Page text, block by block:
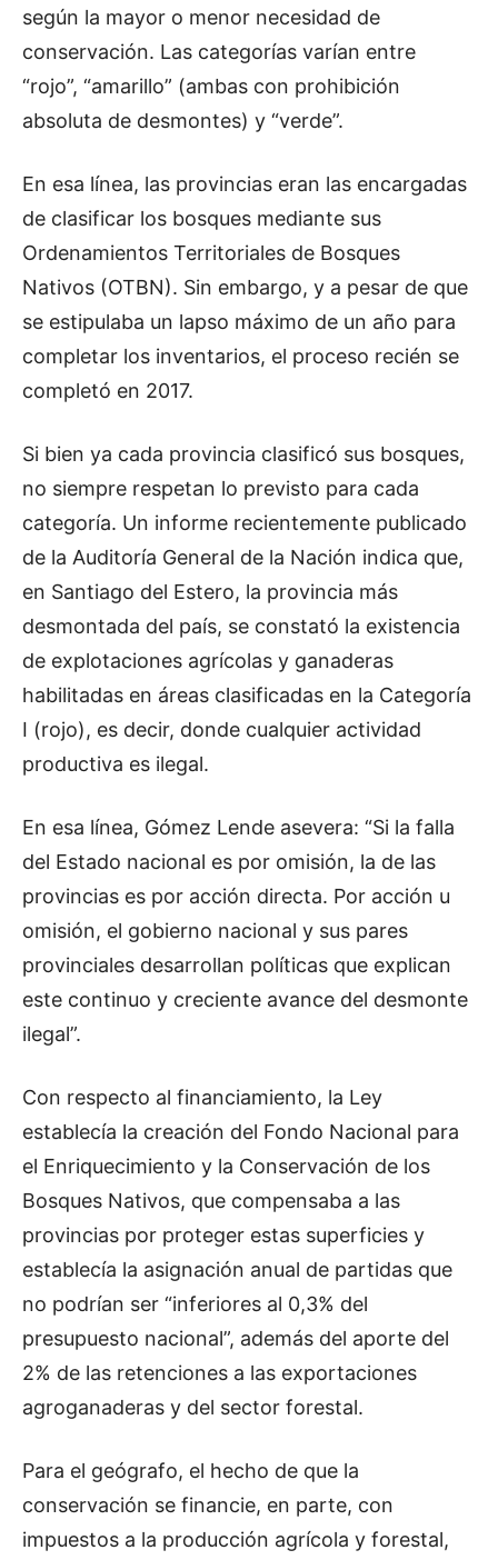
según la mayor o menor necesidad de
conservación. Las categorías varían entre
“rojo”, “amarillo” (ambas con prohibición
absoluta de desmontes) y “verde”.
En esa línea, las provincias eran las encargadas
de clasificar los bosques mediante sus
Ordenamientos Territoriales de Bosques
Nativos (OTBN). Sin embargo, y a pesar de que
se estipulaba un lapso máximo de un año para
completar los inventarios, el proceso recién se
completó en 2017.
Si bien ya cada provincia clasificó sus bosques,
no siempre respetan lo previsto para cada
categoría. Un informe recientemente publicado
de la Auditoría General de la Nación indica que,
en Santiago del Estero, la provincia más
desmontada del país, se constató la existencia
de explotaciones agrícolas y ganaderas
habilitadas en áreas clasificadas en la Categoría
I (rojo), es decir, donde cualquier actividad
productiva es ilegal.
En esa línea, Gómez Lende asevera: “Si la falla
del Estado nacional es por omisión, la de las
provincias es por acción directa. Por acción u
omisión, el gobierno nacional y sus pares
provinciales desarrollan políticas que explican
este continuo y creciente avance del desmonte
ilegal”.
Con respecto al financiamiento, la Ley
establecía la creación del Fondo Nacional para
el Enriquecimiento y la Conservación de los
Bosques Nativos, que compensaba a las
provincias por proteger estas superficies y
establecía la asignación anual de partidas que
no podrían ser “inferiores al 0,3% del
presupuesto nacional”, además del aporte del
2% de las retenciones a las exportaciones
agroganaderas y del sector forestal.
Para el geógrafo, el hecho de que la
conservación se financie, en parte, con
impuestos a la producción agrícola y forestal,